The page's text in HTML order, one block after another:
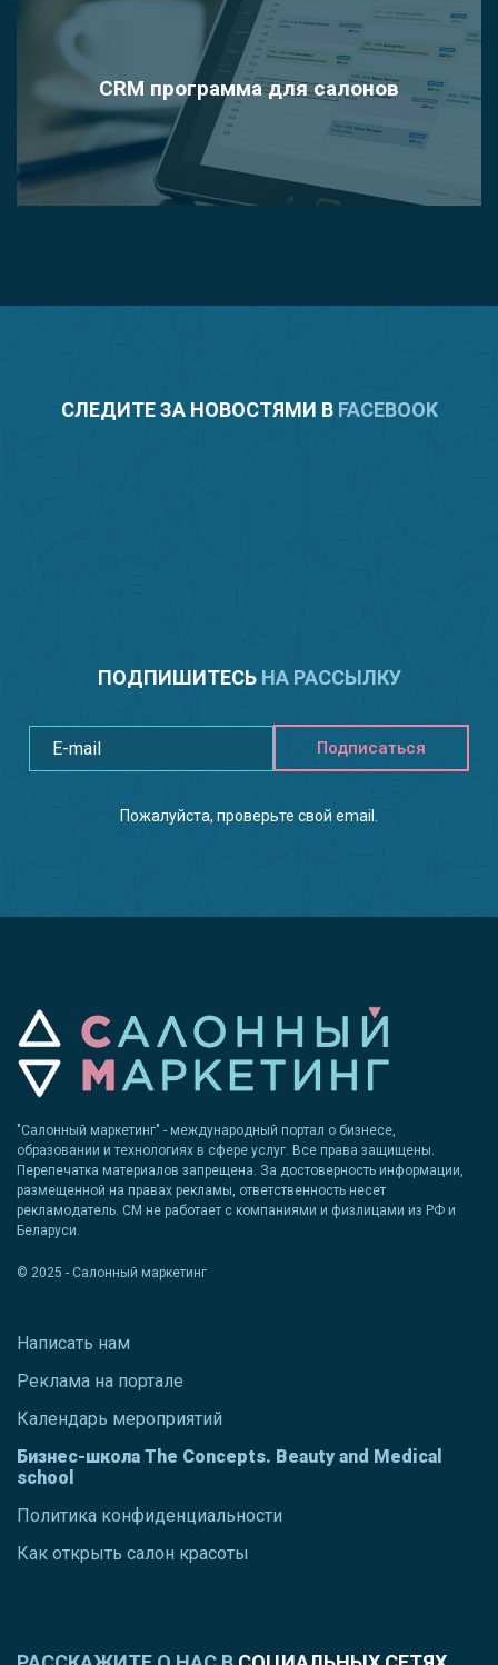
CRM программа для салонов
СЛЕДИТЕ ЗА НОВОСТЯМИ В FACEBOOK
ПОДПИШИТЕСЬ НА РАССЫЛКУ
Подписаться
Пожалуйста, проверьте свой email.
"Салонный маркетинг" - международный портал о бизнесе,
образовании и технологиях в сфере услуг. Все права защищены.
Перепечатка материалов запрещена. За достоверность информации,
размещенной на правах рекламы, ответственность несет
рекламодатель. СМ не работает с компаниями и физлицами из РФ и
Беларуси.
© 2025 - Салонный маркетинг
Написать нам
Реклама на портале
Календарь мероприятий
Бизнес-школа The Concepts. Beauty and Medical
school
Политика конфиденциальности
Как открыть салон красоты